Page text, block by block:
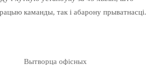
каманды, так і абарону прыватнасці.
Вытворца офісных